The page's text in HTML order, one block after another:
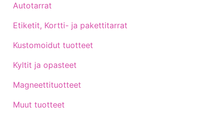
Autotarrat
Etiketit, Kortti- ja pakettitarrat
Kustomoidut tuotteet
Kyltit ja opasteet
Magneettituotteet
Muut tuotteet